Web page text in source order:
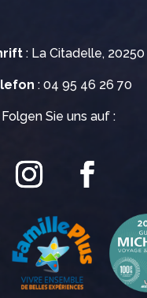
: La Citadelle,
: 04 95 46 26 70
Folgen Sie uns auf :